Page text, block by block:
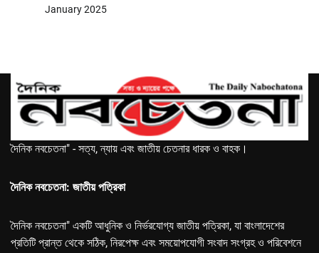
January 2025
দৈনিক নবচেতনা" - সত্য, ন্যায় এবং জাতীয় চেতনার ধারক ও বাহক।
দৈনিক নবচেতনা: জাতীয় পত্রিকা
দৈনিক নবচেতনা" একটি আধুনিক ও নির্ভরযোগ্য জাতীয় পত্রিকা, যা বাংলাদেশের
প্রতিটি প্রান্ত থেকে সঠিক, নিরপেক্ষ এবং সময়োপযোগী সংবাদ সংগ্রহ ও পরিবেশনে